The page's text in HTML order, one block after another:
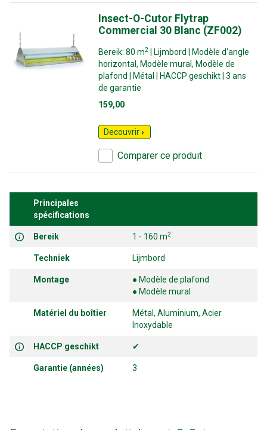
Insect-O-Cutor Flytrap
Commercial 30 Blanc (ZF002)
Bereik: 80 m2
| Lijmbord | Modèle d'angle
horizontal, Modèle mural, Modèle de
plafond | Métal | HACCP geschikt | 3 ans
de garantie
159,00
Decouvrir
Comparer ce produit
Principales
spécifications
Bereik 1 - 160 m2
Techniek Lijmbord
Montage
● Modèle de plafond
● Modèle mural
Matériel du boîtier
Métal, Aluminium, Acier
Inoxydable
HACCP geschikt ✔
Garantie (années) 3